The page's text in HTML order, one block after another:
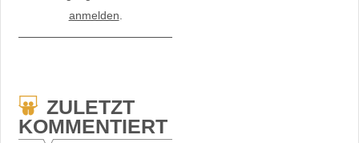
anmelden
ZULETZT
KOMMENTIERT